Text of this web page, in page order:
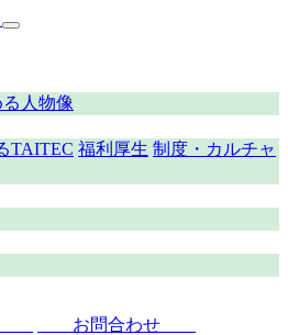
人物像
TAITEC 福利厚生 制度・カルチャ
お問合わせ